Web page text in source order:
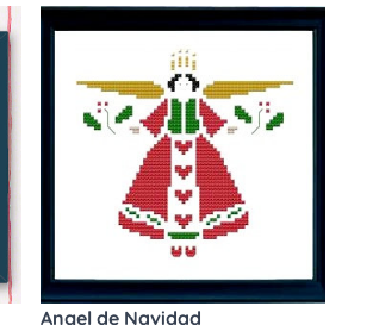
Angel de Navidad